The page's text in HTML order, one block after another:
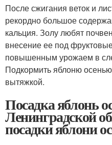
После сжигания веток и
рекордно большое
кальция. Золу любят
внесение ее под
повышенным урожаем в
Подкормить яблоню
вытяжкой.
Посадка яблонь
Ленинградской
посадки яблони